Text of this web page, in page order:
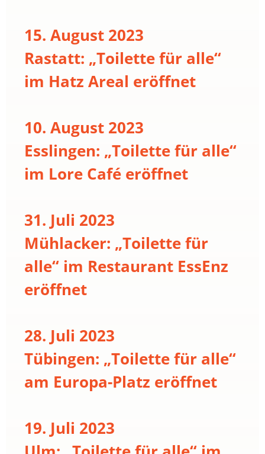
15. August 2023
Rastatt: „Toilette für alle“
im Hatz Areal eröffnet
10. August 2023
Esslingen: „Toilette für alle“
im Lore Café eröffnet
31. Juli 2023
Mühlacker: „Toilette für
alle“ im Restaurant EssEnz
eröffnet
28. Juli 2023
Tübingen: „Toilette für alle“
am Europa-Platz eröffnet
19. Juli 2023